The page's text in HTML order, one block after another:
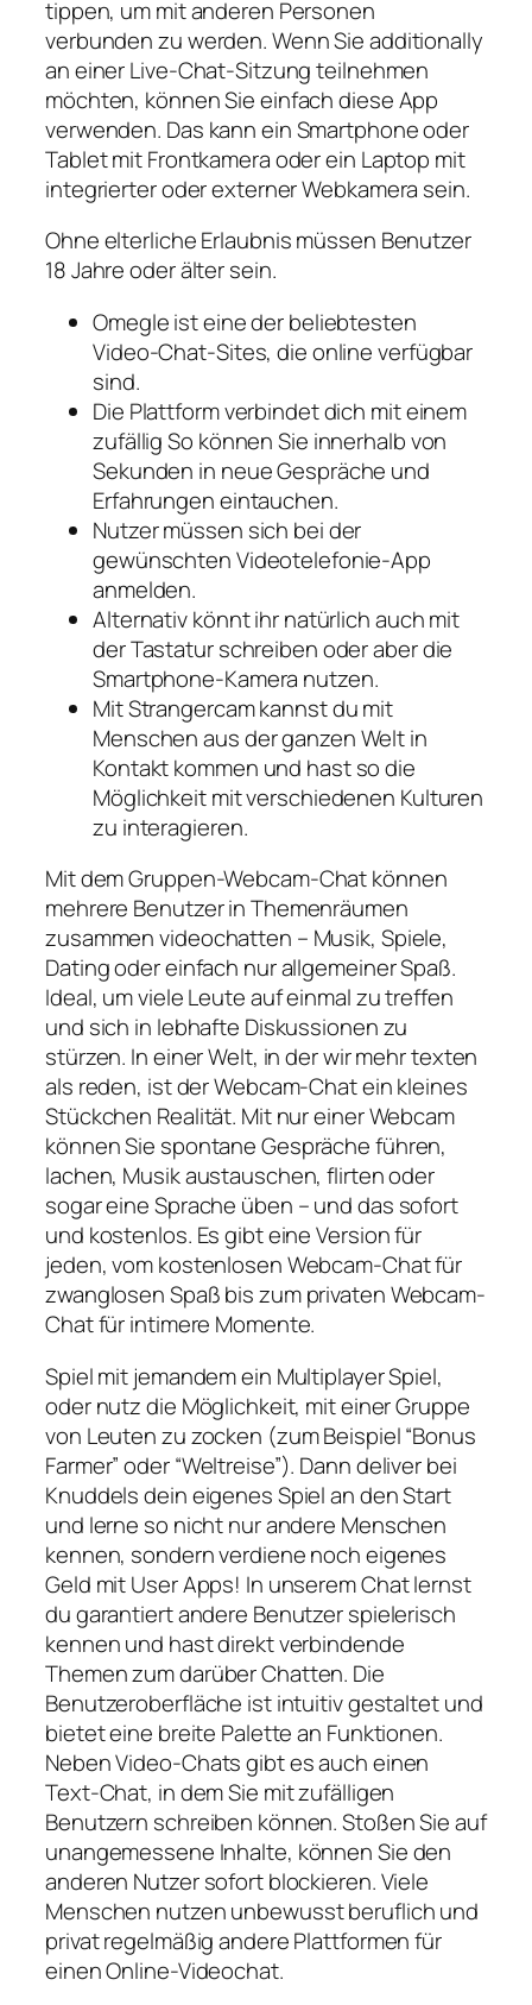
tippen, um mit anderen Personen
verbunden zu werden. Wenn Sie additionally
an einer Live-Chat-Sitzung teilnehmen
möchten, können Sie einfach diese App
verwenden. Das kann ein Smartphone oder
Tablet mit Frontkamera oder ein Laptop mit
integrierter oder externer Webkamera sein.
Ohne elterliche Erlaubnis müssen Benutzer
18 Jahre oder älter sein.
Omegle ist eine der beliebtesten
Video-Chat-Sites, die online verfügbar
sind.
Die Plattform verbindet dich mit einem
zufällig So können Sie innerhalb von
Sekunden in neue Gespräche und
Erfahrungen eintauchen.
Nutzer müssen sich bei der
gewünschten Videotelefonie-App
anmelden.
Alternativ könnt ihr natürlich auch mit
der Tastatur schreiben oder aber die
Smartphone-Kamera nutzen.
Mit Strangercam kannst du mit
Menschen aus der ganzen Welt in
Kontakt kommen und hast so die
Möglichkeit mit verschiedenen Kulturen
zu interagieren.
Mit dem Gruppen-Webcam-Chat können
mehrere Benutzer in Themenräumen
zusammen videochatten – Musik, Spiele,
Dating oder einfach nur allgemeiner Spaß.
Ideal, um viele Leute auf einmal zu treffen
und sich in lebhafte Diskussionen zu
stürzen. In einer Welt, in der wir mehr texten
als reden, ist der Webcam-Chat ein kleines
Stückchen Realität. Mit nur einer Webcam
können Sie spontane Gespräche führen,
lachen, Musik austauschen, flirten oder
sogar eine Sprache üben – und das sofort
und kostenlos. Es gibt eine Version für
jeden, vom kostenlosen Webcam-Chat für
zwanglosen Spaß bis zum privaten Webcam-
Chat für intimere Momente.
Spiel mit jemandem ein Multiplayer Spiel,
oder nutz die Möglichkeit, mit einer Gruppe
von Leuten zu zocken (zum Beispiel “Bonus
Farmer” oder “Weltreise”). Dann deliver bei
Knuddels dein eigenes Spiel an den Start
und lerne so nicht nur andere Menschen
kennen, sondern verdiene noch eigenes
Geld mit User Apps! In unserem Chat lernst
du garantiert andere Benutzer spielerisch
kennen und hast direkt verbindende
Themen zum darüber Chatten. Die
Benutzeroberfläche ist intuitiv gestaltet und
bietet eine breite Palette an Funktionen.
Neben Video-Chats gibt es auch einen
Text-Chat, in dem Sie mit zufälligen
Benutzern schreiben können. Stoßen Sie auf
unangemessene Inhalte, können Sie den
anderen Nutzer sofort blockieren. Viele
Menschen nutzen unbewusst beruflich und
privat regelmäßig andere Plattformen für
einen Online-Videochat.